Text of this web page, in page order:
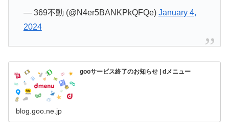
— 369不動 (@N4er5BANKPkQFQe) January 4,
2024
gooサービス終了のお知らせ | dメニュー
blog.goo.ne.jp